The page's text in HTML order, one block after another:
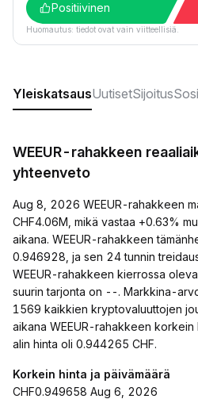
Positiivinen
Huomautus: tiedot ovat vain viitteellisiä.
YleiskatsausUutisetSijoitus
WEEUR-rahakkeen
yhteenveto
Aug 8, 2026 WEEUR-rahakkeen
CHF4.06M, mikä vastaa +0.63%
aikana. WEEUR-rahakkeen
0.946928, ja sen 24 tunnin
WEEUR-rahakkeen kierrossa
suurin tarjonta on --. Markkina-
1569 kaikkien kryptovaluuttojen
aikana WEEUR-rahakkeen
alin hinta oli 0.944265 CHF.
Korkein hinta ja päivämäärä
CHF0.949658 Aug 6, 2026